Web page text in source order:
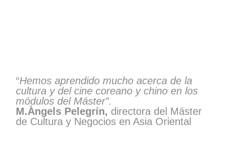
“Hemos aprendido mucho acerca de la
cultura y del cine coreano y chino en los
módulos del Máster”.
M.Àngels Pelegrín, directora del Máster
de Cultura y Negocios en Asia Oriental